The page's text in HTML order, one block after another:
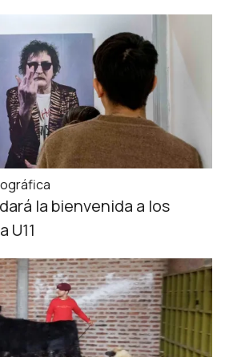
la bienvenida a los
U11